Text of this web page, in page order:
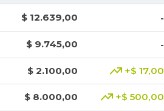
$ 12.639,00 -
$ 9.745,00 -
$ 2.100,00 +$ 17,00
$ 8.000,00 +$ 500,00